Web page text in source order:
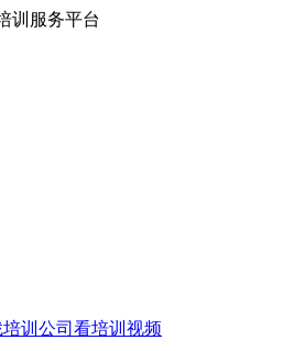
训服务平台
训公司 看培训视频